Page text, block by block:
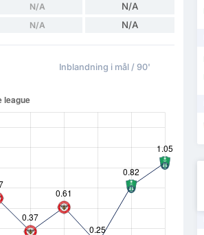
N/A N/A
N/A N/A
Inblandning i mål / 90'